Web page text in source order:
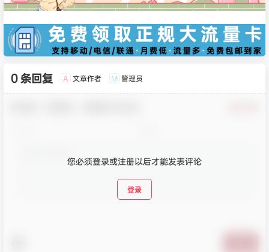
0 条回复 A 文章作者 M 管理员
您必须登录或注册以后才能发表评论
登录